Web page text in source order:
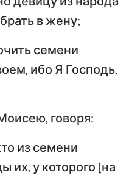
в жену;
семени
ибо Я Господь,
говоря:
из семени
их, у которого [на